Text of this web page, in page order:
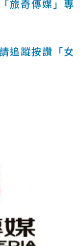
旅奇傳媒」專
追蹤按讚「女